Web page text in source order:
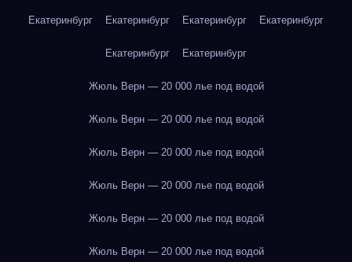
Екатеринбург Екатеринбург Екатеринбург Екатеринбург
Екатеринбург Екатеринбург
Жюль Верн — 20 000 лье под водой
Жюль Верн — 20 000 лье под водой
Жюль Верн — 20 000 лье под водой
Жюль Верн — 20 000 лье под водой
Жюль Верн — 20 000 лье под водой
Жюль Верн — 20 000 лье под водой